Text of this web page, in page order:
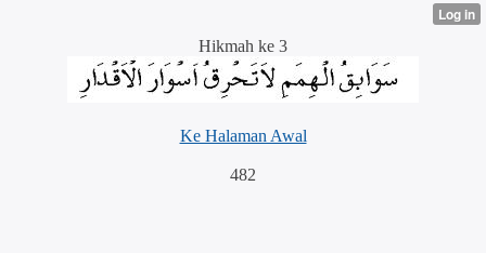
Hikmah ke 3
Ke Halaman Awal
482